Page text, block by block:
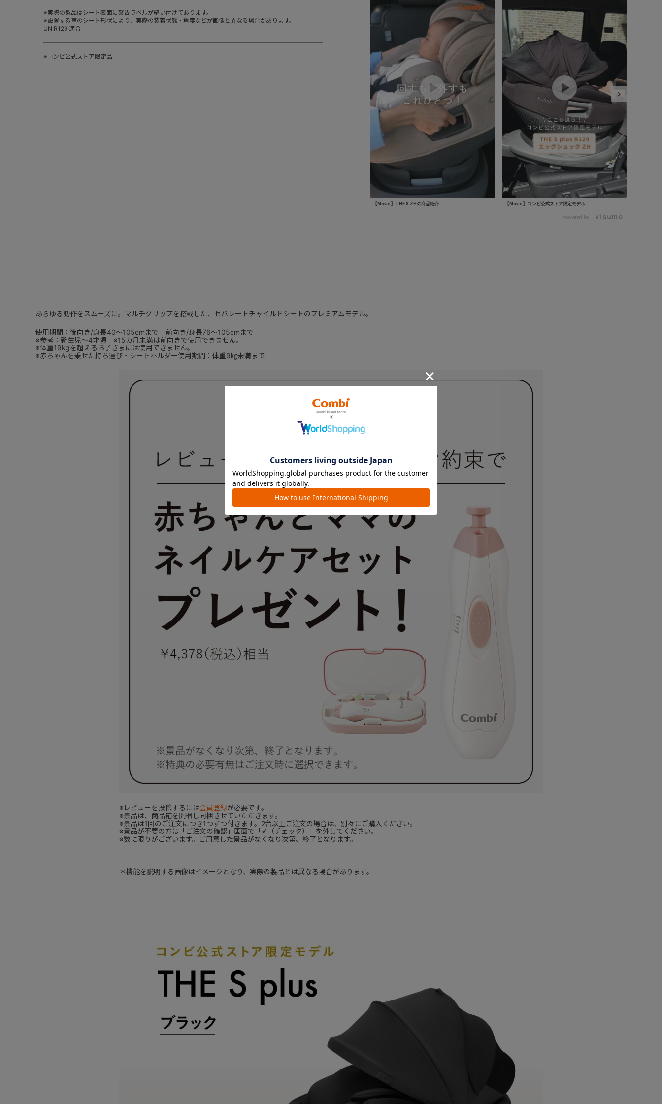
※実際の製品はシート表面に警告ラベルが縫い付けてあります。
※設置する車のシート形状により、実際の装着状態・角度などが画像と異なる場合があります。
UN R129 適合
※コンビ公式ストア限定品
【Movie】THE S ZHの商品紹介 【Movie】コンビ公式ストア限定モデル...
powered by
あらゆる動作をスムーズに。マルチグリップを搭載した、セパレートチャイルドシートのプレミアムモデル。
使用期間：後向き/身長40～105cmまで 前向き/身長76～105cmまで
※参考：新生児～4才頃 ※15カ月未満は前向きで使用できません。
※体重19kgを超えるお子さまには使用できません。
※赤ちゃんを乗せた持ち運び・シートホルダー使用期間：体重9㎏未満まで
※レビューを投稿するには会員登録が必要です。
※景品は、商品箱を開梱し同梱させていただきます。
※景品は1回のご注文につき1つずつ付きます。2台以上ご注文の場合は、別々にご購入ください。
※景品が不要の方は「ご注文の確認」画面で「✔（チェック）」を外してください。
※数に限りがございます。ご用意した景品がなくなり次第、終了となります。
＊機能を説明する画像はイメージとなり、実際の製品とは異なる場合があります。